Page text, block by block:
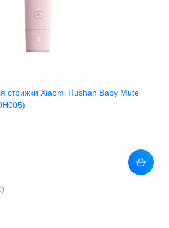
стрижки Xiaomi Rushan Baby Mute